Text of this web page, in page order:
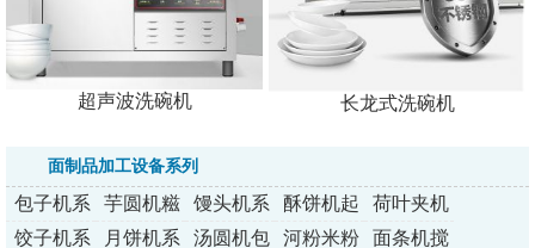
超声波洗碗机 长龙式洗碗机
面制品加工设备系列
包子机系
列
芋圆机糍
粑机系列
馒头机系
列
酥饼机起
酥机系列
荷叶夹机
系列
饺子机系
月饼机系
汤圆机包
河粉米粉
面条机搅